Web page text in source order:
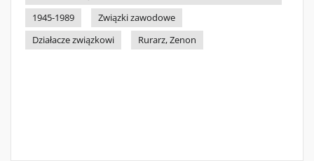
1945-1989
Związki zawodowe
Działacze związkowi
Rurarz, Zenon